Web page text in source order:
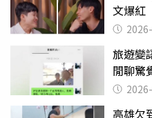
文爆紅
旅遊變
閒聊驚
高雄欠